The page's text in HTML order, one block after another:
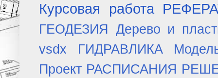
Курсовая работа
ГЕОДЕЗИЯ Дерево и
vsdx
ГИДРАВЛИКА
Проект РАСПИСАНИЯ